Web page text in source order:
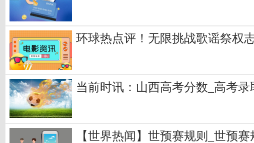
环球热点评！无限挑战歌谣祭权
当前时讯：山西高考分数_高考录
【世界热闻】世预赛规则_世预赛